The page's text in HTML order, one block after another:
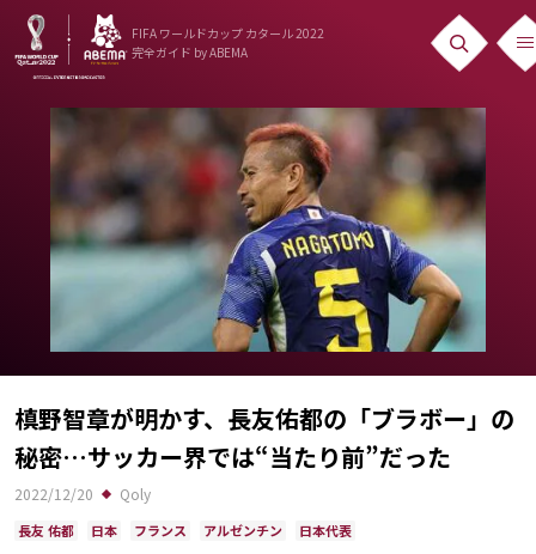
FIFA ワールドカップ カタール 2022
完全ガイド by ABEMA
ニュース
News
出場国
Teams
日本代表
日程・結果
Schedule
ランキング
槙野智章が明かす、長友佑都の「ブラボー」の
秘密…サッカー界では“当たり前”だった
2022/12/20 Qoly
長友 佑都 日本 フランス アルゼンチン 日本代表